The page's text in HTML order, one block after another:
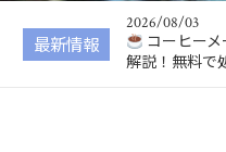
最新情報
2026/08/03
コーヒー
解説！無料で